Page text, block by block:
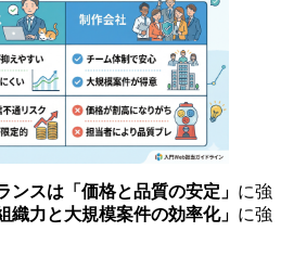
ンスは「価格と品質の安定」 に強
織力と大規模案件の効率化」 に強